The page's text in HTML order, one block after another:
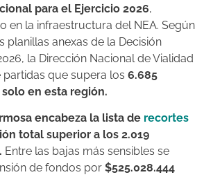
para el Ejercicio 2026,
en la infraestructura del NEA. Según
planillas anexas de la Decisión
la Dirección Nacional de Vialidad
que supera los 6.685
en esta región.
encabeza la lista de recortes
total superior a los 2.019
Entre las bajas más sensibles se
de fondos por $525.028.444